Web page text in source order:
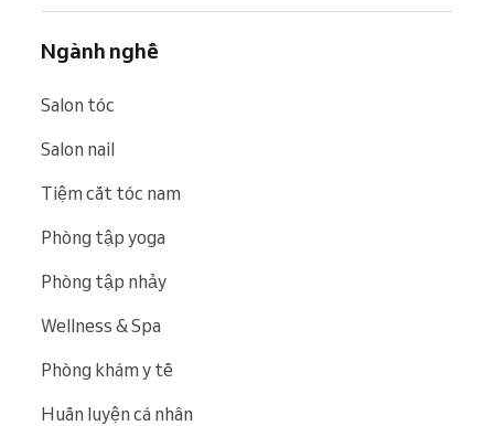
Ngành nghề
Salon tóc
Salon nail
Tiệm cắt tóc nam
Phòng tập yoga
Phòng tập nhảy
Wellness & Spa
Phòng khám y tế
Huấn luyện cá nhân